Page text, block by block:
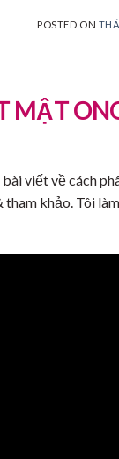
POSTED ON
MẬT
viết về cách
khảo. Tôi